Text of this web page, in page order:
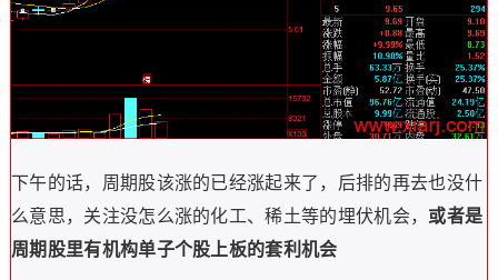
下午的话，周期股该涨的已经涨起来了，后排的再去也没什
么意思，关注没怎么涨的化工、稀土等的埋伏机会， 或者是
周期股里有机构单子个股上板的套利机会